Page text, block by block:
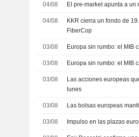
04/08 El pre-market apunta a
04/08
KKR cierra un fondo de
FiberCop
03/08 Europa sin rumbo: el MIB
03/08 Europa sin rumbo: el MIB
03/08
Las acciones europeas
lunes
03/08 Las bolsas europeas
03/08 Impulso en las plazas